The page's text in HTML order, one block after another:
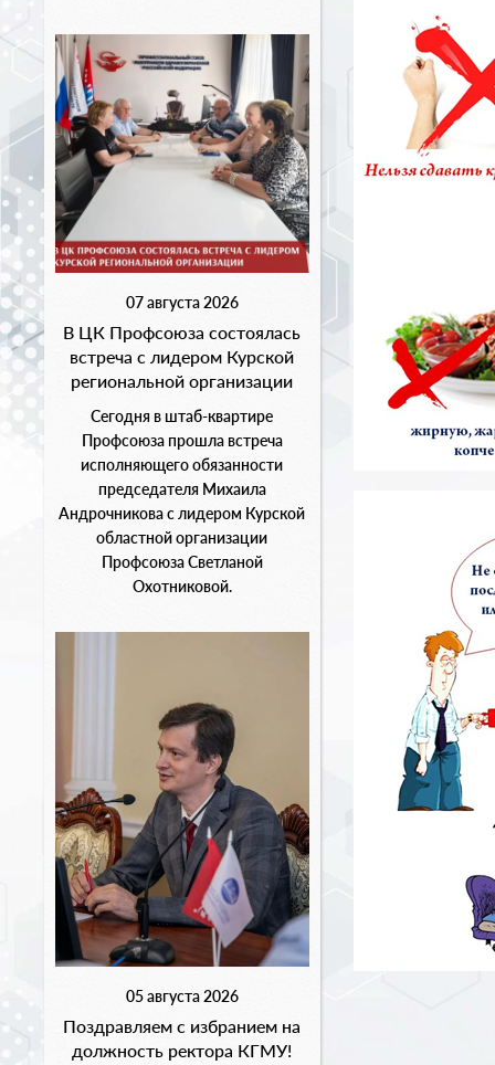
07 августа 2026
В ЦК Профсоюза состоялась
встреча с лидером Курской
региональной организации
Сегодня в штаб-квартире
Профсоюза прошла встреча
исполняющего обязанности
председателя Михаила
Андрочникова с лидером Курской
областной организации
Профсоюза Светланой
Охотниковой.
05 августа 2026
Поздравляем с избранием на
должность ректора КГМУ!